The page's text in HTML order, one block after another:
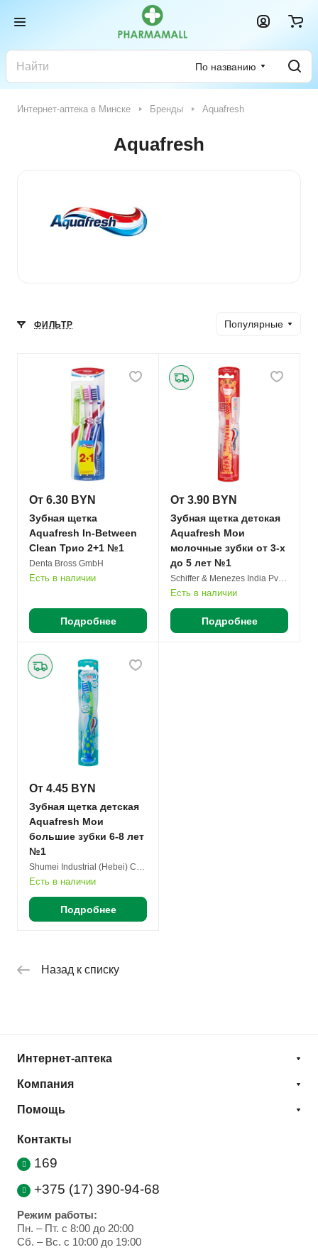
По названию
Интернет-аптека в Минске Бренды Aquafresh
Aquafresh
ФИЛЬТР Популярные
От 6.30 BYN
Зубная щетка
Aquafresh In-Between
Clean Трио 2+1 №1
Denta Bross GmbH
Есть в наличии
Подробнее
От 3.90 BYN
Зубная щетка детская
Aquafresh Мои
молочные зубки от 3-х
до 5 лет №1
Schiffer & Menezes India Pvt. Ltd.
Есть в наличии
Подробнее
От 4.45 BYN
Зубная щетка детская
Aquafresh Мои
большие зубки 6-8 лет
№1
Shumei Industrial (Hebei) Co. Ltd.
Есть в наличии
Подробнее
Назад к списку
Интернет-аптека
Компания
Помощь
Контакты
169
+375 (17) 390-94-68
Режим работы:
Пн. – Пт. с 8:00 до 20:00
Cб. – Вс. с 10:00 до 19:00